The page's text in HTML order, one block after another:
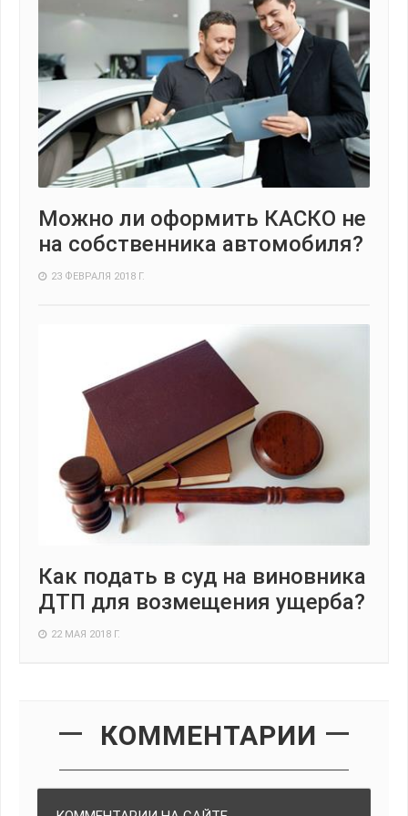
Можно ли оформить КАСКО не
на собственника автомобиля?
23 ФЕВРАЛЯ 2018 Г.
Как подать в суд на виновника
ДТП для возмещения ущерба?
22 МАЯ 2018 Г.
КОММЕНТАРИИ